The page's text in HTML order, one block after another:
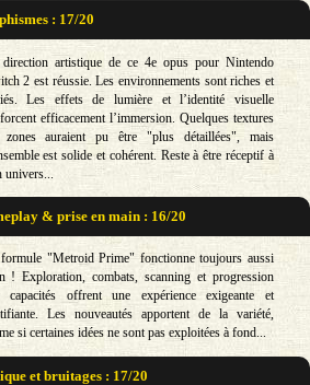
: 17/20
artistique de ce 4e opus pour Nintendo
2 est réussie. Les environnements sont riches et
Les effets de lumière et l’identité visuelle
efficacement l’immersion. Quelques textures
zones auraient pu être "plus détaillées", mais
est solide et cohérent. Reste à être réceptif à
univers...
& prise en main : 16/20
"Metroid Prime" fonctionne toujours aussi
! Exploration, combats, scanning et progression
capacités offrent une expérience exigeante et
Les nouveautés apportent de la variété,
si certaines idées ne sont pas exploitées à fond...
et bruitages : 17/20